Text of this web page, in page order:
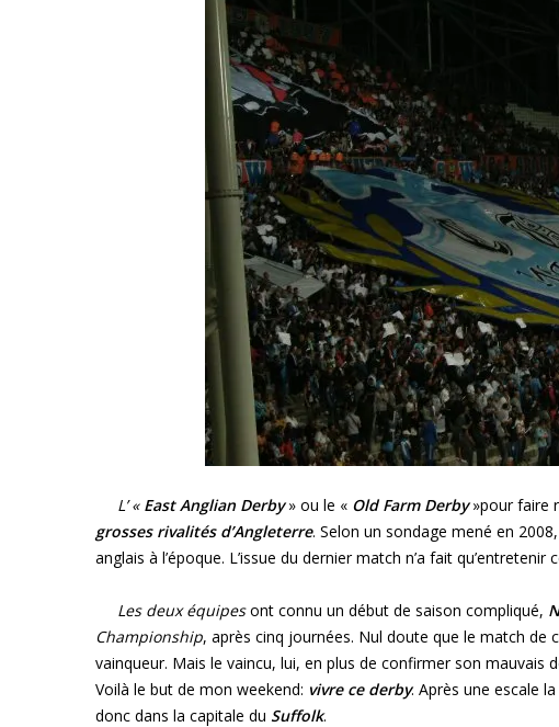
L’ « East Anglian Derby» ou le « Old Farm Derby»pour faire
grosses rivalités d’Angleterre. Selon un sondage mené en
anglais à l’époque. L’issue du dernier match n’a fait qu’entretenir
Les deux équipesont connu un début de saison compliqué,
Championship, après cinq journées. Nul doute que le match de
vainqueur. Mais le vaincu, lui, en plus de confirmer son mauvais
Voilà le but de mon weekend: vivre ce derby. Après une escale
donc dans la capitale du Suffolk.